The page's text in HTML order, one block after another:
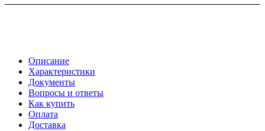
Описание
Характеристики
Документы
Вопросы и ответы
Как купить
Оплата
Доставка